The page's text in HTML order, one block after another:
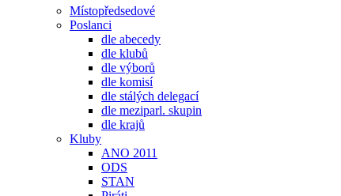
Místopředsedové
Poslanci
dle abecedy
dle klubů
dle výborů
dle komisí
dle stálých delegací
dle meziparl. skupin
dle krajů
Kluby
ANO 2011
ODS
STAN